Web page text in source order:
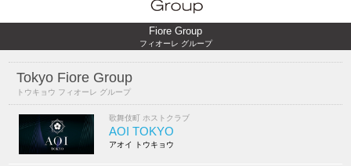
Fiore Group
フィオーレ グループ
Tokyo Fiore Group
トウキョウ フィオーレ グループ
歌舞伎町 ホストクラブ
AOI TOKYO
アオイ トウキョウ